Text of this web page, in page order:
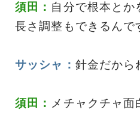
須田： 自分で根本とか
長さ調整もできるんで
サッシャ： 針金だから
須田： メチャクチャ面